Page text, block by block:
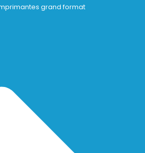
grand format